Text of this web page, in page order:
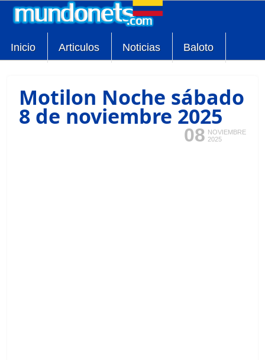
Inicio Articulos Noticias Baloto
Motilon Noche sábado
8 de noviembre 2025
08 NOVIEMBRE
2025